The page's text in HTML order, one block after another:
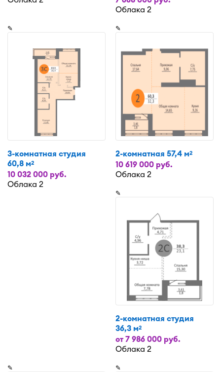
Облака 2
✎
3-комнатная студия
60,8 м2
10 032 000 руб.
Облака 2
✎
2-комнатная 57,4 м2
10 619 000 руб.
Облака 2
✎
2-комнатная студия
36,3 м2
от 7 986 000 руб.
Облака 2
✎ ✎